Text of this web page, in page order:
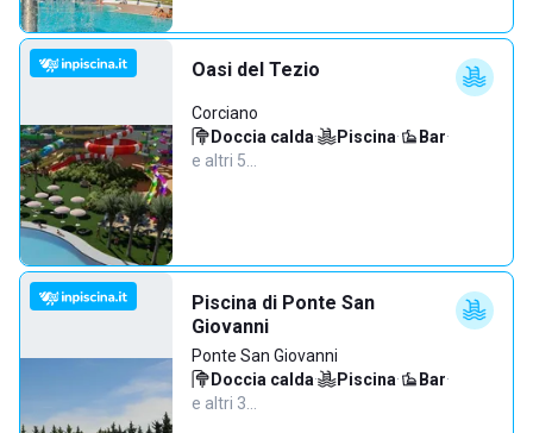
Oasi del Tezio
Corciano
Doccia calda· Piscina· Bar·
e altri 5…
Piscina di Ponte San
Giovanni
Ponte San Giovanni
Doccia calda· Piscina· Bar·
e altri 3…